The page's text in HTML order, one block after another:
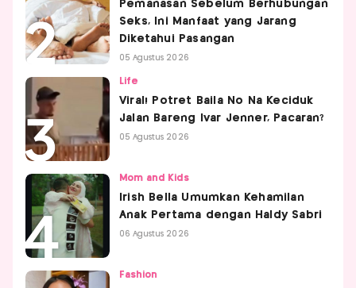
Pemanasan Sebelum Berhubungan
Seks, Ini Manfaat yang Jarang
Diketahui Pasangan
05 Agustus 2026
Life
Viral! Potret Baila No Na Keciduk
Jalan Bareng Ivar Jenner, Pacaran?
05 Agustus 2026
Mom and Kids
Irish Bella Umumkan Kehamilan
Anak Pertama dengan Haldy Sabri
06 Agustus 2026
Fashion